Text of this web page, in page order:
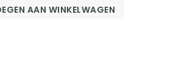
AAN WINKELWAGEN